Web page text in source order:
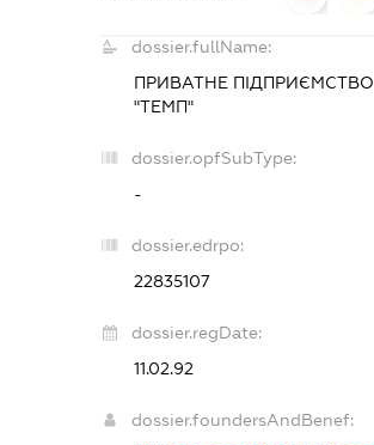
dossier.fullName:
ПРИВАТНЕ ПІДПРИЄМСТВО
"ТЕМП"
dossier.opfSubType:
-
dossier.edrpo:
22835107
dossier.regDate:
11.02.92
dossier.foundersAndBenef: